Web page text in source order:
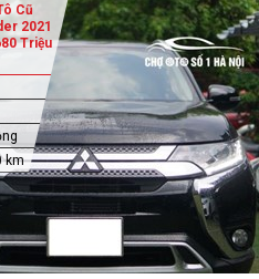
Cũ
2021
Triệu
km